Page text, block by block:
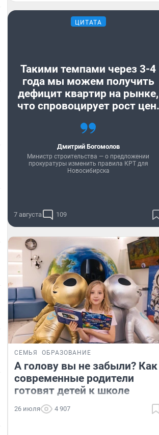
ЦИТАТА
Такими темпами через 3-4
года мы можем получить
дефицит квартир на рынке,
что спровоцирует рост цен.
Дмитрий Богомолов
Министр строительства — о предложении
прокуратуры изменить правила КРТ для
Новосибирска
7 августа 109
СЕМЬЯ ОБРАЗОВАНИЕ
А голову вы не забыли? Как
современные родители
готовят детей к школе
26 июля 4 907